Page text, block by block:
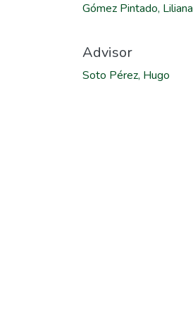
Gómez Pintado, Liliana
Advisor
Soto Pérez, Hugo